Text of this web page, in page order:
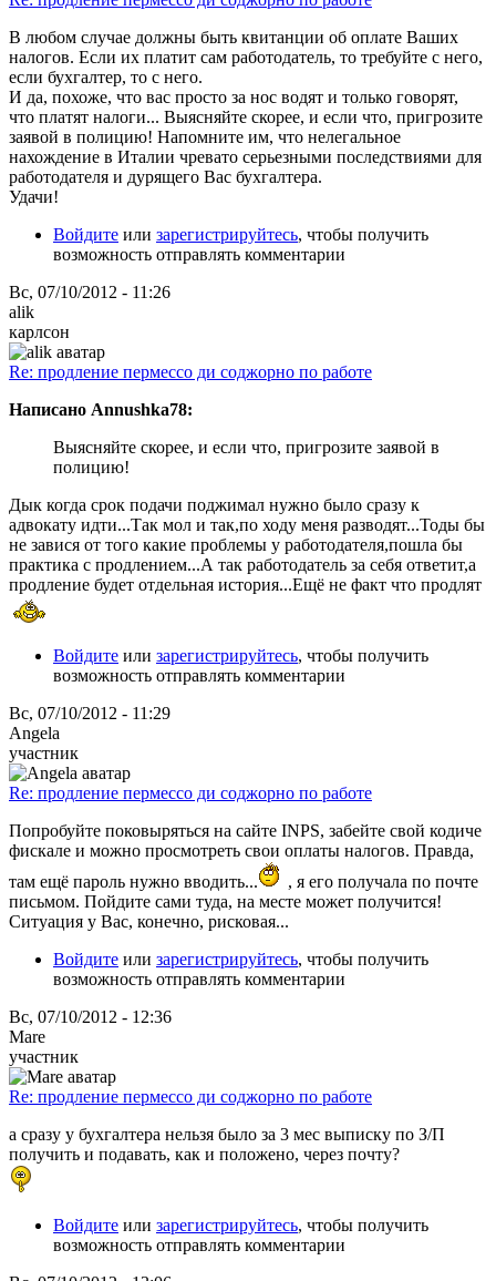
В любом случае должны быть квитанции об оплате Ваших
налогов. Если их платит сам работодатель, то требуйте с него,
если бухгалтер, то с него.
И да, похоже, что вас просто за нос водят и только говорят,
что платят налоги... Выясняйте скорее, и если что, пригрозите
заявой в полицию! Напомните им, что нелегальное
нахождение в Италии чревато серьезными последствиями для
работодателя и дурящего Вас бухгалтера.
Удачи!
Войдите или зарегистрируйтесь, чтобы получить
возможность отправлять комментарии
Вс, 07/10/2012 - 11:26
alik
карлсон
Re: продление пермессо ди соджорно по работе
Написано Annushka78:
Выясняйте скорее, и если что, пригрозите заявой в
полицию!
Дык когда срок подачи поджимал нужно было сразу к
адвокату идти...Так мол и так,по ходу меня разводят...Тоды бы
не завися от того какие проблемы у работодателя,пошла бы
практика с продлением...А так работодатель за себя ответит,а
продление будет отдельная история...Ещё не факт что продлят
Войдите или зарегистрируйтесь, чтобы получить
возможность отправлять комментарии
Вс, 07/10/2012 - 11:29
Angela
участник
Re: продление пермессо ди соджорно по работе
Попробуйте поковыряться на сайте INPS, забейте свой кодиче
фискале и можно просмотреть свои оплаты налогов. Правда,
там ещё пароль нужно вводить...
, я его получала по почте
письмом. Пойдите сами туда, на месте может получится!
Ситуация у Вас, конечно, рисковая...
Войдите или зарегистрируйтесь, чтобы получить
возможность отправлять комментарии
Вс, 07/10/2012 - 12:36
Mare
участник
Re: продление пермессо ди соджорно по работе
а сразу у бухгалтера нельзя было за 3 мес выписку по З/П
получить и подавать, как и положено, через почту?
Войдите или зарегистрируйтесь, чтобы получить
возможность отправлять комментарии